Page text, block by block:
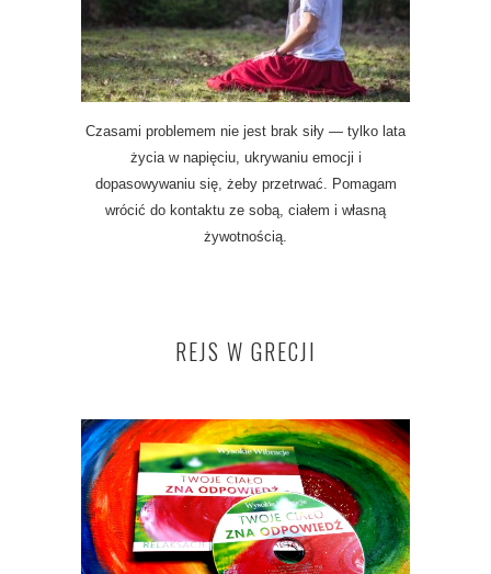
Czasami problemem nie jest brak siły — tylko lata
życia w napięciu, ukrywaniu emocji i
dopasowywaniu się, żeby przetrwać. Pomagam
wrócić do kontaktu ze sobą, ciałem i własną
żywotnością.
REJS W GRECJI